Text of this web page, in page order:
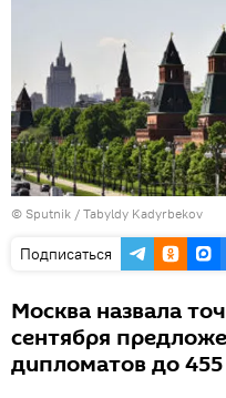
© Sputnik / Tabyldy Kadyrbekov
Подписаться
Москва назвала
сентября
дипломатов до